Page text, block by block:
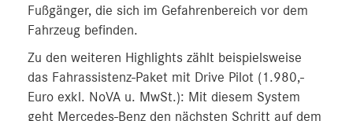
Fußgänger, die sich im Gefahrenbereich vor dem
Fahrzeug befinden.
Zu den weiteren Highlights zählt beispielsweise
das Fahrassistenz-Paket mit Drive Pilot (1.980,-
Euro exkl. NoVA u. MwSt.): Mit diesem System
geht Mercedes-Benz den nächsten Schritt auf dem